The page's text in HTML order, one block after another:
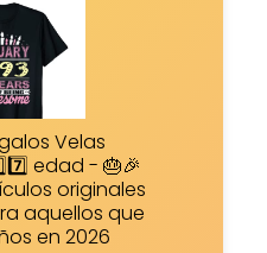
Velas
edad - 🎂🎉
originales
aquellos que
en 2026